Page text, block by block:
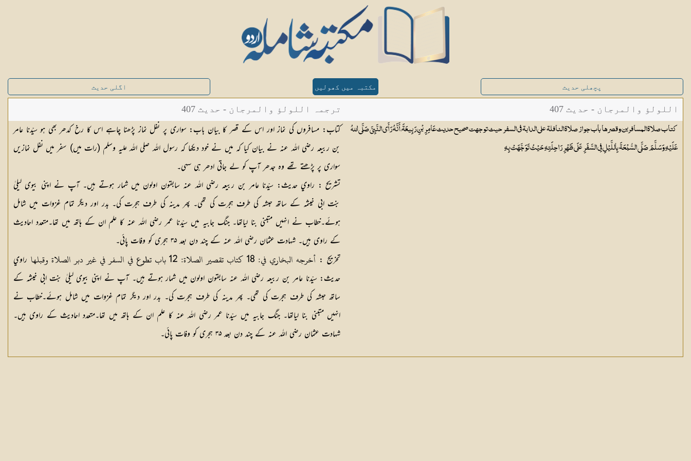
پچھلی حدیث مکتبہ میں کھولیں اگلی حدیث
اللولؤ والمرجان - حدیث 407
كتاب صلاة المسافرين وقصرها باب جواز صلاة النافلة على الدابة في السفر حيث توجهت صحيح حديث عَامِرِ بْنِ رَبِيعَةَ، أَنَّهُ رَأَى النَّبِيَّ صَلَّى اللهُ
عَلَيْهِ وَسَلَّمَ صَلَّى السُّبْحَةَ بِاللَّيْلِ فِي السَّفَرِ عَلَى ظَهْرِ رَاحِلَتِهِ حَيْتُ تَوَجَّهَتْ بِهِ
ترجمہ اللولؤ والمرجان - حدیث 407
کتاب: مسافروں کی نماز اور اس کے قصر کا بیان باب: سواری پر نفل نماز پڑھنا چاہے اس کا رخ کدھر بھی ہو سیّدنا عامر
بن ربیعہ رضی اللہ عنہ نے بیان کیا کہ میں نے خود دیکھا کہ رسول اللہ صلی اللہ علیہ وسلم (رات میں) سفر میں نفل نمازیں
سواری پر پڑھتے تھے وہ جدھر آپ کو لے جاتی ادھر ہی سہی۔
تشریح : راوي حدیث: سیّدنا عامر بن ربیعہ رضی اللہ عنہ سابقون اولون میں شمار ہوتے ہیں۔ آپ نے اپنی بیوی لیلیٰ
بنت ابی خیثمہ کے ساتھ حبشہ کی طرف ہجرت کی تھی۔ پھر مدینہ کی طرف ہجرت کی۔ بدر اور دیگر تمام غزوات میں شامل
ہوئے۔خطاب نے انہیں متبنی بنا لیاتھا۔ جنگ جابیہ میں سیّدنا عمر رضی اللہ عنہ کا علم ان کے ہاتھ میں تھا۔متعدد احادیث
کے راوی ہیں۔ شہادت عثمان رضی اللہ عنہ کے چند دن بعد ۳۵ ہجری کو وفات پائی۔
تخریج : أخرجه البخاري في: 18 كتاب تقصير الصلاة: 12 باب تطوع في السفر في غير دبر الصلاة وقبلها
راوي
حدیث: سیّدنا عامر بن ربیعہ رضی اللہ عنہ سابقون اولون میں شمار ہوتے ہیں۔ آپ نے اپنی بیوی لیلیٰ بنت ابی خیثمہ کے
ساتھ حبشہ کی طرف ہجرت کی تھی۔ پھر مدینہ کی طرف ہجرت کی۔ بدر اور دیگر تمام غزوات میں شامل ہوئے۔خطاب نے
انہیں متبنی بنا لیاتھا۔ جنگ جابیہ میں سیّدنا عمر رضی اللہ عنہ کا علم ان کے ہاتھ میں تھا۔متعدد احادیث کے راوی ہیں۔
شہادت عثمان رضی اللہ عنہ کے چند دن بعد ۳۵ ہجری کو وفات پائی۔